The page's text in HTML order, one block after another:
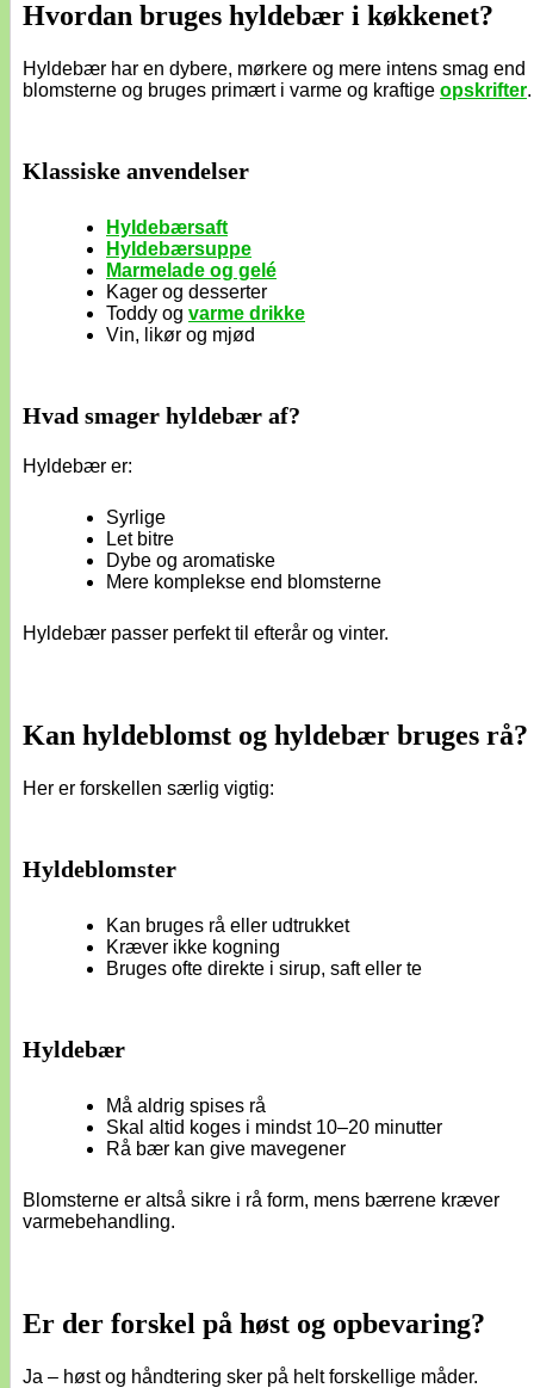
Hvordan bruges hyldebær i køkkenet?
Hyldebær har en dybere, mørkere og mere intens smag end
blomsterne og bruges primært i varme og kraftige opskrifter.
Klassiske anvendelser
Hyldebærsaft
Hyldebærsuppe
Marmelade og gelé
Kager og desserter
Toddy og varme drikke
Vin, likør og mjød
Hvad smager hyldebær af?
Hyldebær er:
Syrlige
Let bitre
Dybe og aromatiske
Mere komplekse end blomsterne
Hyldebær passer perfekt til efterår og vinter.
Kan hyldeblomst og hyldebær bruges rå?
Her er forskellen særlig vigtig:
Hyldeblomster
Kan bruges rå eller udtrukket
Kræver ikke kogning
Bruges ofte direkte i sirup, saft eller te
Hyldebær
Må aldrig spises rå
Skal altid koges i mindst 10–20 minutter
Rå bær kan give mavegener
Blomsterne er altså sikre i rå form, mens bærrene kræver
varmebehandling.
Er der forskel på høst og opbevaring?
Ja – høst og håndtering sker på helt forskellige måder.